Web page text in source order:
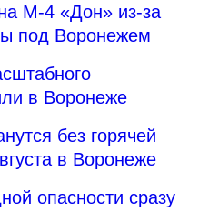
М-4 «Дон» из-за
под Воронежем
в Воронеже
без горячей
в Воронеже
опасности сразу